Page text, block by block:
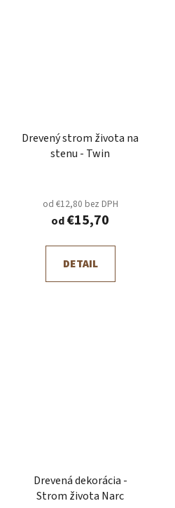
Drevený strom života na
stenu - Twin
od €12,80 bez DPH
od€15,70
DETAIL
Drevená dekorácia -
Strom života Narc